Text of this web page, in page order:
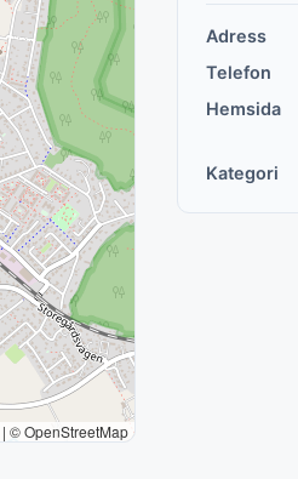
| © OpenStreetMap
Adress
Telefon
Hemsida
Kategori